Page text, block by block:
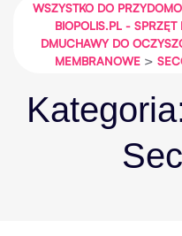
WSZYSTKO DO
BIOPOLIS.PL - SPRZĘT
DMUCHAWY DO
MEMBRANOWE>